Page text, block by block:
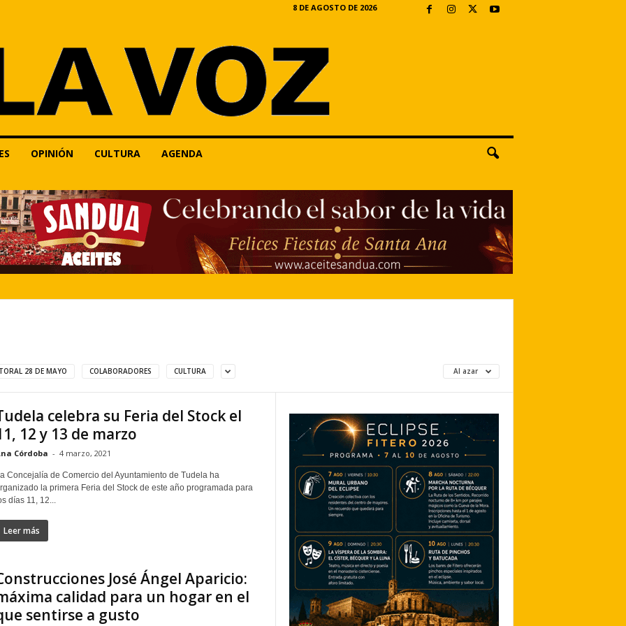
8 DE AGOSTO DE 2026
OPINIÓN CULTURA AGENDA
28 DE MAYO COLABORADORES CULTURA Al azar
celebra su Feria del Stock el
12 y 13 de marzo
Córdoba - 4 marzo, 2021
Concejalía de Comercio del Ayuntamiento de Tudela ha
la primera Feria del Stock de este año programada para
días 11, 12...
Leer más
José Ángel Aparicio:
calidad para un hogar en el
sentirse a gusto